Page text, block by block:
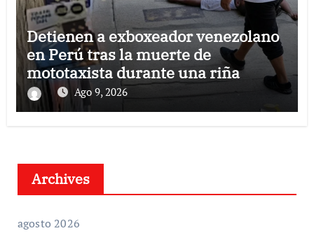
Detienen a exboxeador venezolano
en Perú tras la muerte de
mototaxista durante una riña
Ago 9, 2026
Archives
agosto 2026